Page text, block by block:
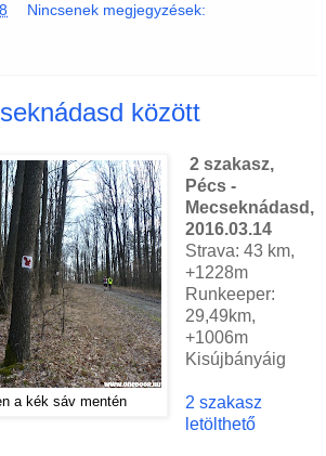
Nincsenek megjegyzések:
között
a kék sáv mentén
2 szakasz,
Pécs -
Mecseknádasd,
2016.03.14
Strava: 43 km,
+1228m
Runkeeper:
29,49km,
+1006m
Kisújbányáig
2 szakasz
letölthető